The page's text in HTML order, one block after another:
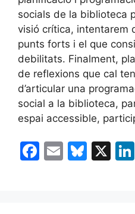
socials de la biblioteca
visió crítica, intentarem
punts forts i el que
debilitats. Finalment,
de reflexions que cal
d’articular una
social a la biblioteca,
espai accessible,
F
E
Bl X